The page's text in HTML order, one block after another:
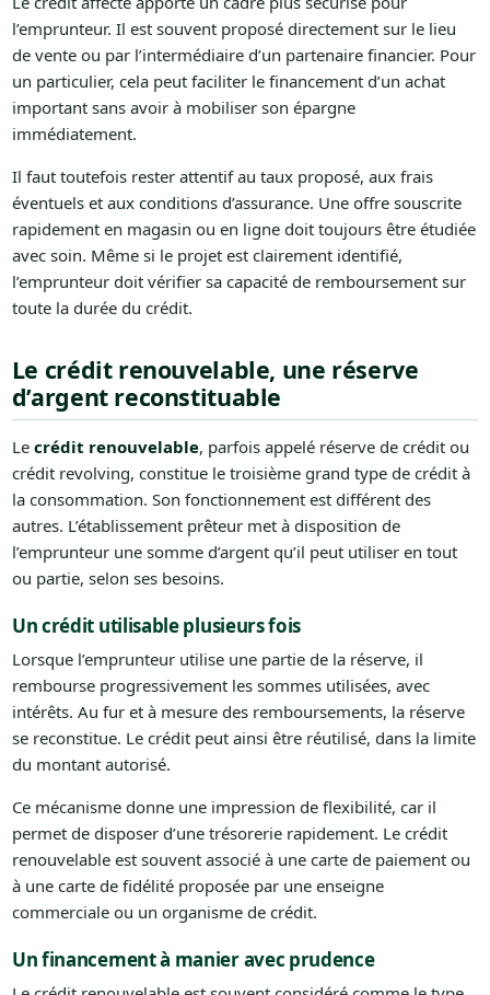
l’emprunteur. Il est souvent proposé directement sur le lieu
de vente ou par l’intermédiaire d’un partenaire financier. Pour
un particulier, cela peut faciliter le financement d’un achat
important sans avoir à mobiliser son épargne
immédiatement.
Il faut toutefois rester attentif au taux proposé, aux frais
éventuels et aux conditions d’assurance. Une offre souscrite
rapidement en magasin ou en ligne doit toujours être étudiée
avec soin. Même si le projet est clairement identifié,
l’emprunteur doit vérifier sa capacité de remboursement sur
toute la durée du crédit.
Le crédit renouvelable, une réserve
d’argent reconstituable
Le crédit renouvelable, parfois appelé réserve de crédit ou
crédit revolving, constitue le troisième grand type de crédit à
la consommation. Son fonctionnement est différent des
autres. L’établissement prêteur met à disposition de
l’emprunteur une somme d’argent qu’il peut utiliser en tout
ou partie, selon ses besoins.
Un crédit utilisable plusieurs fois
Lorsque l’emprunteur utilise une partie de la réserve, il
rembourse progressivement les sommes utilisées, avec
intérêts. Au fur et à mesure des remboursements, la réserve
se reconstitue. Le crédit peut ainsi être réutilisé, dans la limite
du montant autorisé.
Ce mécanisme donne une impression de flexibilité, car il
permet de disposer d’une trésorerie rapidement. Le crédit
renouvelable est souvent associé à une carte de paiement ou
à une carte de fidélité proposée par une enseigne
commerciale ou un organisme de crédit.
Un financement à manier avec prudence